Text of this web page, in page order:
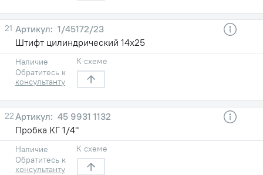
21
1/45172/23
Штифт цилиндрический 14х25
Наличие
Обратитесь к
консультанту
К схеме
22
45 9931 1132
Пробка КГ 1/4"
Наличие
Обратитесь к
консультанту
К схеме